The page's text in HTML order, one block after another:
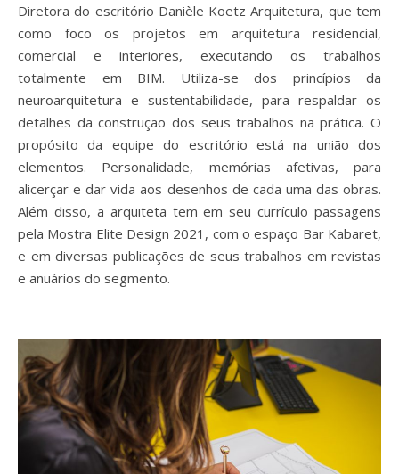
Diretora do escritório Danièle Koetz Arquitetura, que tem
como foco os projetos em arquitetura residencial,
comercial e interiores, executando os trabalhos
totalmente em BIM. Utiliza-se dos princípios da
neuroarquitetura e sustentabilidade, para respaldar os
detalhes da construção dos seus trabalhos na prática. O
propósito da equipe do escritório está na união dos
elementos. Personalidade, memórias afetivas, para
alicerçar e dar vida aos desenhos de cada uma das obras.
Além disso, a arquiteta tem em seu currículo passagens
pela Mostra Elite Design 2021, com o espaço Bar Kabaret,
e em diversas publicações de seus trabalhos em revistas
e anuários do segmento.